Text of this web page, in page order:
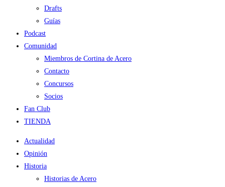
Drafts
Guías
Podcast
Comunidad
Miembros de Cortina de Acero
Contacto
Concursos
Socios
Fan Club
TIENDA
Actualidad
Opinión
Historia
Historias de Acero